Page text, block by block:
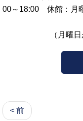
00～18:00 休館：月
（月曜日が休祝
< 前